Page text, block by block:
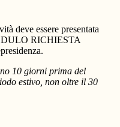
deve essere presentata
RICHIESTA
10 giorni prima del
estivo, non oltre il 30